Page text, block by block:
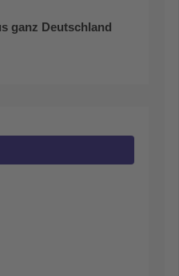
ganz Deutschland